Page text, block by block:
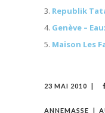
Republik
Genève –
Maison Les
23 MAI 2010
ANNEMASSE